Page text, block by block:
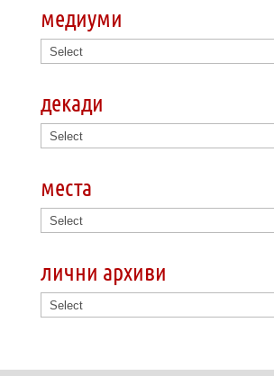
медиуми
декади
места
лични архиви